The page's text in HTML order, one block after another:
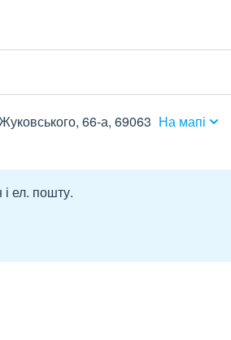
66-а, 69063 На мапі
ел. пошту.